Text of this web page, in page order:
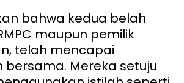
bahwa kedua belah
maupun pemilik
telah mencapai
bersama. Mereka setuju